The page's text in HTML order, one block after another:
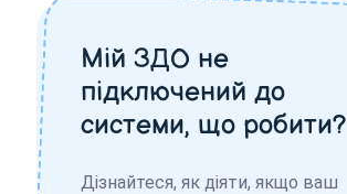
Мій ЗДО не
підключений до
системи, що робити?
Дізнайтеся, як діяти, якщо ваш